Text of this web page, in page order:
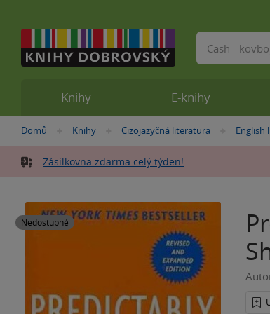
Nacházíte
zde:
Domů »
Knihy »
Cizojazyčná literatura »
English
Zásilkovna zdarma celý týden!
Nedostupné
Knihy E-knihy